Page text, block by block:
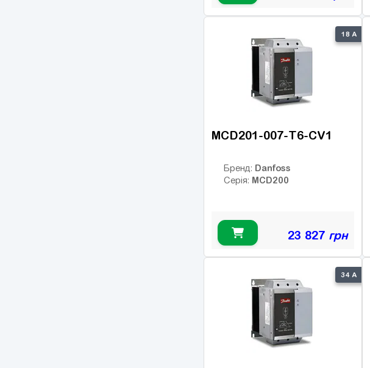
18 А
MCD201-007-T6-CV1
Бренд: Danfoss
Серія: MCD200
23 827 грн
34 А